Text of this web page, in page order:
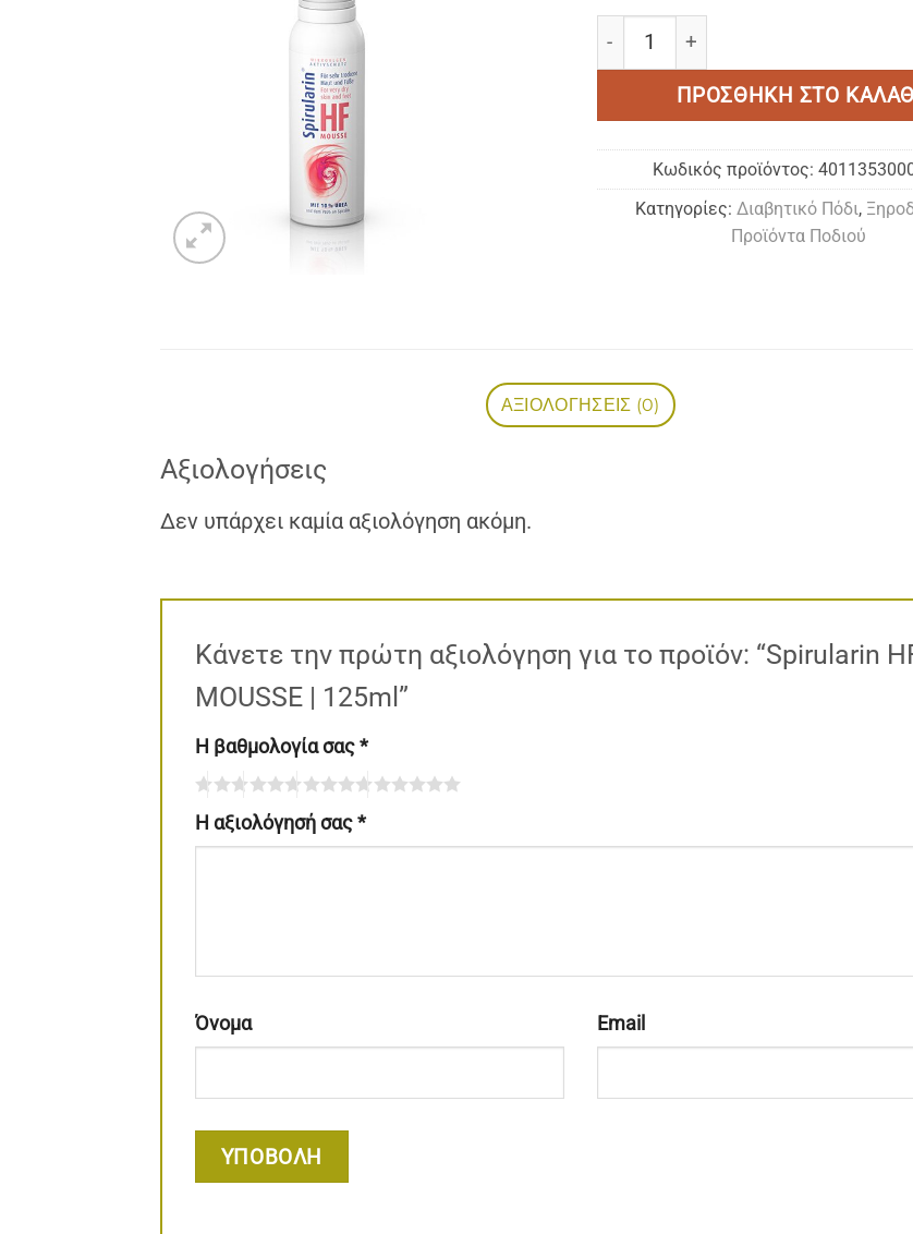
Spirularin HF MOUSSE | 125ml
ΠΡΟΣΘΉΚΗ ΣΤΟ
Κωδικός προϊόντος:
Κατηγορίες: Διαβητικό Πόδι,
Προϊόντα Ποδιού
ΑΞΙΟΛΟΓΉΣΕΙΣ (0)
Αξιολογήσεις
Δεν υπάρχει καμία αξιολόγηση ακόμη.
Κάνετε την πρώτη αξιολόγηση για το προϊόν: “Spirularin
MOUSSE | 125ml”
Η βαθμολογία σας *
Η αξιολόγησή σας *
Όνομα Email